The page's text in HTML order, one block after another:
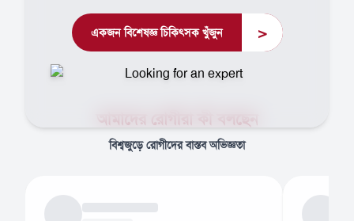
একজন বিশেষজ্ঞ চিকিৎসক খুঁজুন >
আমাদের রোগীরা কী বলছেন
বিশ্বজুড়ে রোগীদের বাস্তব অভিজ্ঞতা